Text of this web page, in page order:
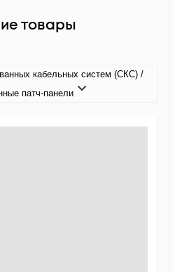
товары
кабельных систем (СКС) /
патч-панели